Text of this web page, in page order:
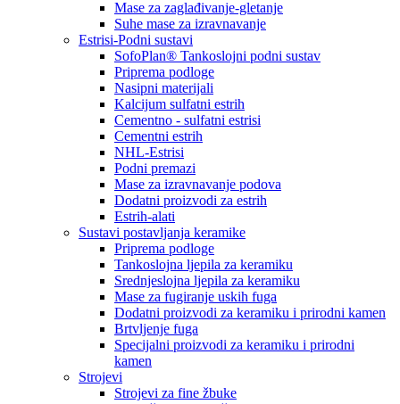
Mase za zaglađivanje-gletanje
Suhe mase za izravnavanje
Estrisi-Podni sustavi
SofoPlan® Tankoslojni podni sustav
Priprema podloge
Nasipni materijali
Kalcijum sulfatni estrih
Cementno - sulfatni estrisi
Cementni estrih
NHL-Estrisi
Podni premazi
Mase za izravnavanje podova
Dodatni proizvodi za estrih
Estrih-alati
Sustavi postavljanja keramike
Priprema podloge
Tankoslojna ljepila za keramiku
Srednjeslojna ljepila za keramiku
Mase za fugiranje uskih fuga
Dodatni proizvodi za keramiku i prirodni kamen
Brtvljenje fuga
Specijalni proizvodi za keramiku i prirodni
kamen
Strojevi
Strojevi za fine žbuke